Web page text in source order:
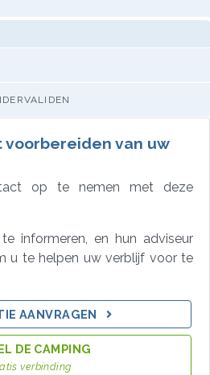
voorbereiden van uw
op te nemen met deze
informeren, en hun adviseur
u te helpen uw verblijf voor te
AANVRAGEN
DE CAMPING
verbinding